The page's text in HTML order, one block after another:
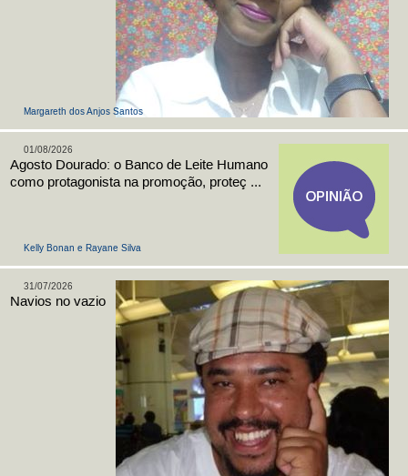
Margareth dos Anjos Santos
Kelly Bonan e Rayane Silva
01/08/2026
Agosto Dourado: o Banco de Leite Humano
como protagonista na promoção, proteç ...
31/07/2026
Navios no vazio